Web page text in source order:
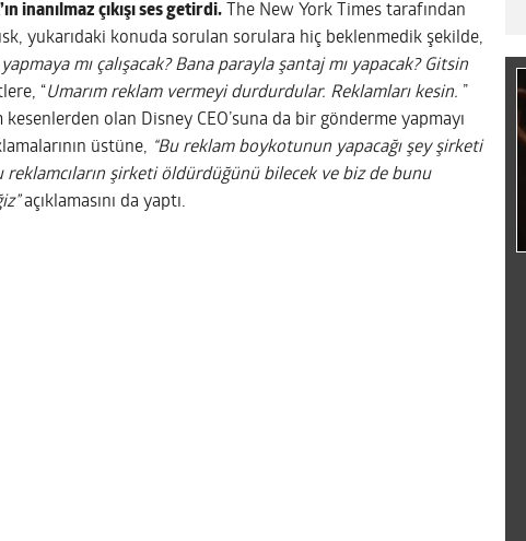
inanılmaz çıkışı ses getirdi. The New York Times tarafından
yukarıdaki konuda sorulan sorulara hiç beklenmedik şekilde,
mı çalışacak? Bana parayla şantaj mı yapacak? Gitsin
“Umarım reklam vermeyi durdurdular. Reklamları kesin. ”
olan Disney CEO’suna da bir gönderme yapmayı
üstüne, “Bu reklam boykotunun yapacağı şey şirketi
şirketi öldürdüğünü bilecek ve biz de bunu
açıklamasını da yaptı.